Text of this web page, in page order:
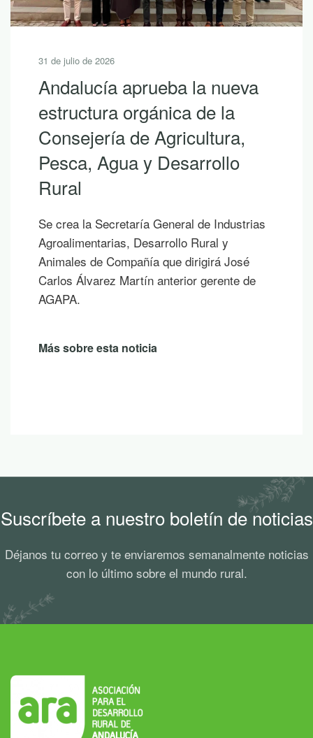
31 de julio de 2026
Andalucía aprueba la nueva
estructura orgánica de la
Consejería de Agricultura,
Pesca, Agua y Desarrollo
Rural
Se crea la Secretaría General de Industrias
Agroalimentarias, Desarrollo Rural y
Animales de Compañía que dirigirá José
Carlos Álvarez Martín anterior gerente de
AGAPA.
Más sobre esta noticia
Suscríbete a nuestro boletín de noticias
Déjanos tu correo y te enviaremos semanalmente noticias
con lo último sobre el mundo rural.